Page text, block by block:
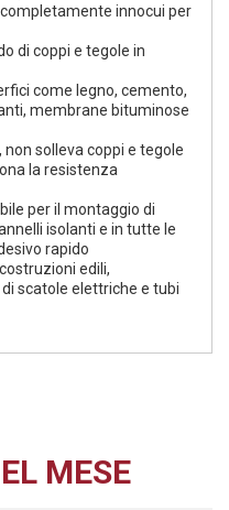
completamente innocui per
di coppi e tegole in
come legno, cemento,
membrane bituminose
non solleva coppi e tegole
la resistenza
per il montaggio di
isolanti e in tutte le
rapido
edili,
scatole elettriche e tubi
MESE